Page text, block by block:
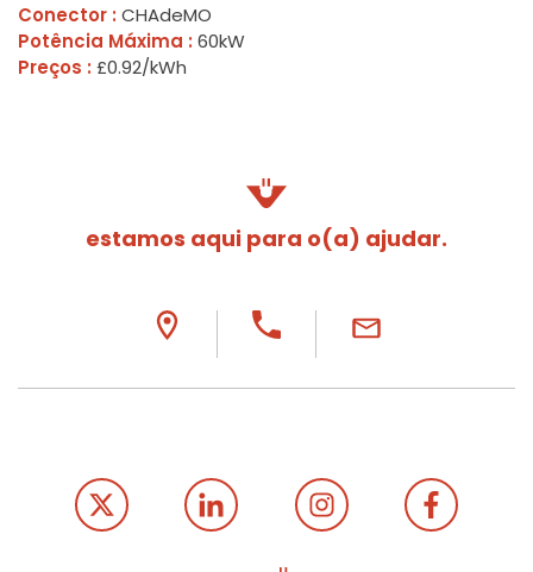
Conector : CHAdeMO
Potência Máxima : 60kW
Preços : £0.92/kWh
estamos aqui para o(a) ajudar.